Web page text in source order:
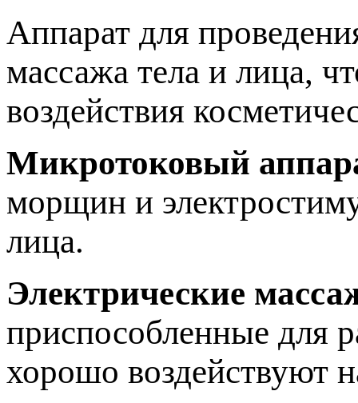
Аппарат для
массажа тела и лица,
воздействия
Микротоковый
морщин и
лица.
Электрические
приспособленные для
хорошо воздействуют